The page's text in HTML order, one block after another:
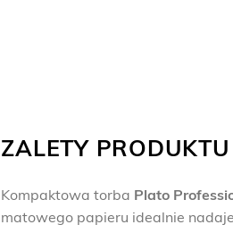
ZALETY PRODUKTU
Kompaktowa torba Plato
matowego papieru idealnie